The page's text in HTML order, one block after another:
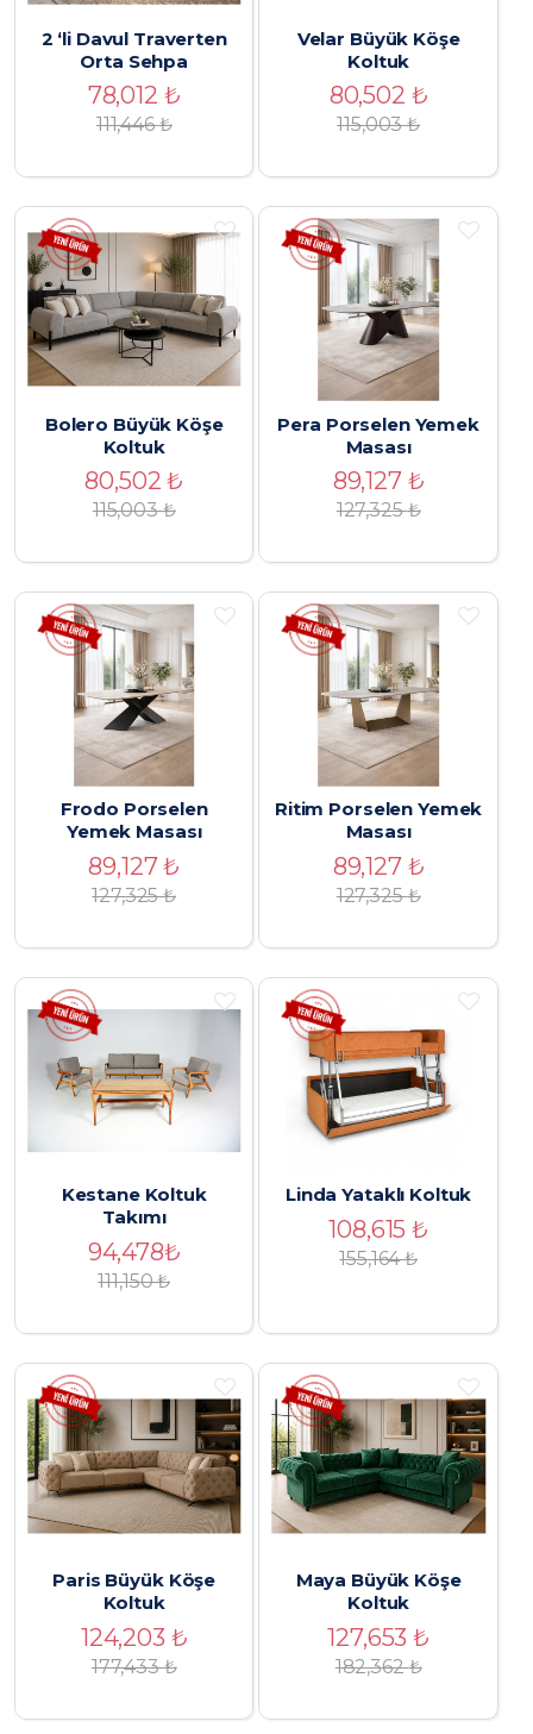
2 ‘li Davul Traverten
Orta Sehpa
78,012 ₺
111,446₺
Velar Büyük Köşe
Koltuk
80,502 ₺
115,003₺
Bolero Büyük Köşe
Koltuk
80,502₺
115,003₺
Pera Porselen Yemek
Masası
89,127 ₺
127,325₺
Frodo Porselen
Yemek Masası
89,127₺
127,325₺
Ritim Porselen Yemek
Masası
89,127 ₺
127,325₺
Kestane Koltuk
Takımı
94,478₺
111,150 ₺
Linda Yataklı Koltuk
108,615₺
155,164₺
Paris Büyük Köşe
Koltuk
124,203 ₺
177,433₺
Maya Büyük Köşe
Koltuk
127,653₺
182,362₺